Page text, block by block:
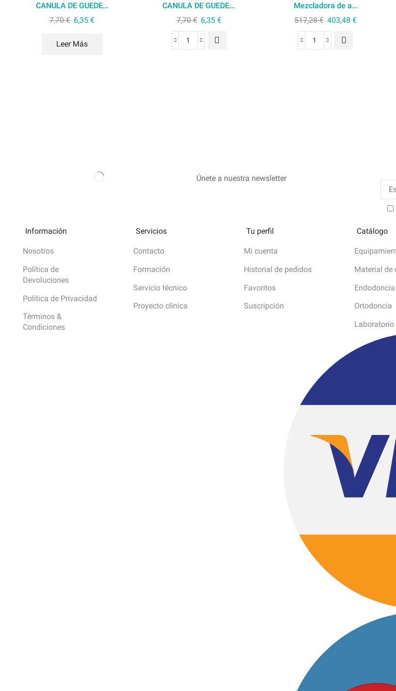
CANULA DE GUEDE...
7,70€ 6,35€
Leer Más
CANULA DE GUEDE...
7,70€ 6,35 €
Mezcladora de a...
517,28€ 403,48€
Únete a nuestra newsletter
Información
Nosotros
Política de
Devoluciones
Política de Privacidad
Términos &
Condiciones
Servicios
Contacto
Formación
Servicio técnico
Proyecto clínica
Tu perfil
Mi cuenta
Historial de pedidos
Favoritos
Suscripción
Catálogo
Material de
Endodoncia
Ortodoncia
Laboratorio